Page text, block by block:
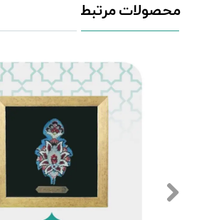
محصولات مرتبط